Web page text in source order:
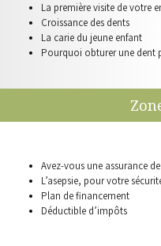
La première visite de votre
Croissance des dents
La carie du jeune enfant
Pourquoi obturer une dent
Avez-vous une assurance
L’asepsie, pourvotre
Plan definancement
Déductible d’impôts